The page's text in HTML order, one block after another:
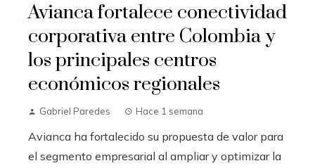
Avianca fortalece conectividad
corporativa entre Colombia y
los principales centros
económicos regionales
Gabriel Paredes Hace 1 semana
Avianca ha fortalecido su propuesta de valor para
el segmento empresarial al ampliar y optimizar la